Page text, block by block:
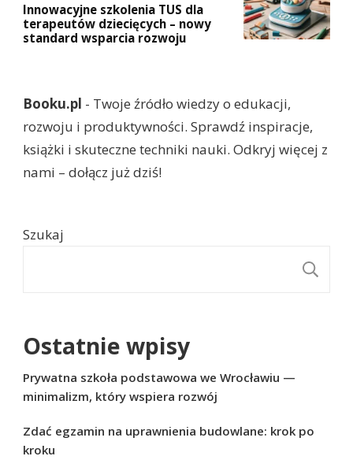
Innowacyjne szkolenia TUS dla
terapeutów dziecięcych – nowy
standard wsparcia rozwoju
Booku.pl - Twoje źródło wiedzy o edukacji,
rozwoju i produktywności. Sprawdź inspiracje,
książki i skuteczne techniki nauki. Odkryj więcej z
nami – dołącz już dziś!
Szukaj
Ostatnie wpisy
Prywatna szkoła podstawowa we Wrocławiu —
minimalizm, który wspiera rozwój
Zdać egzamin na uprawnienia budowlane: krok po
kroku